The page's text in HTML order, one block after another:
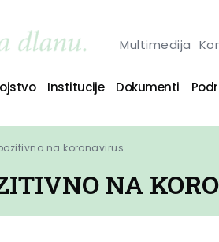
Multimedija
Institucije Dokumenti
na koronavirus
NA